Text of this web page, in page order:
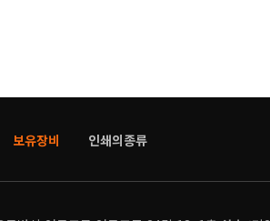
보유장비 인쇄의종류